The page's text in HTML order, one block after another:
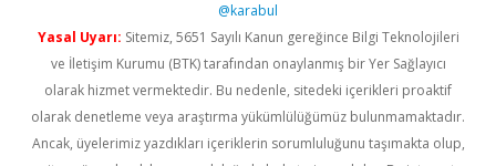
@karabul
Yasal Uyarı: Sitemiz, 5651 Sayılı Kanun gereğince Bilgi Teknolojileri
ve İletişim Kurumu (BTK) tarafından onaylanmış bir Yer Sağlayıcı
olarak hizmet vermektedir. Bu nedenle, sitedeki içerikleri proaktif
olarak denetleme veya araştırma yükümlülüğümüz bulunmamaktadır.
Ancak, üyelerimiz yazdıkları içeriklerin sorumluluğunu taşımakta olup,